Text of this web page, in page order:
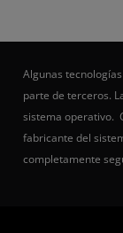
Algunas
parte de terceros.
sistema operativo.
fabricante del
completamente